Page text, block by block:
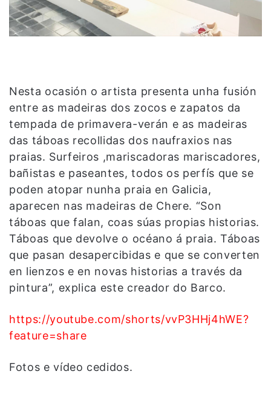
Nesta ocasión o artista presenta unha fusión
entre as madeiras dos zocos e zapatos da
tempada de primavera-verán e as madeiras
das táboas recollidas dos naufraxios nas
praias. Surfeiros ,mariscadoras mariscadores,
bañistas e paseantes, todos os perfís que se
poden atopar nunha praia en Galicia,
aparecen nas madeiras de Chere. “Son
táboas que falan, coas súas propias historias.
Táboas que devolve o océano á praia. Táboas
que pasan desapercibidas e que se converten
en lienzos e en novas historias a través da
pintura”, explica este creador do Barco.
https://youtube.com/shorts/vvP3HHj4hWE?
feature=share
Fotos e vídeo cedidos.